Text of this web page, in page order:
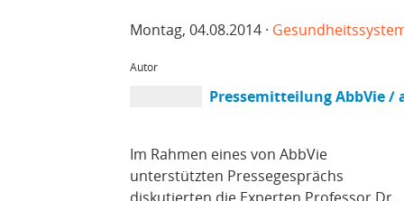
Montag, 04.08.2014 ·
Autor
Pressemitteilung AbbVie /
Im Rahmen eines von AbbVie
unterstützten Pressegesprächs